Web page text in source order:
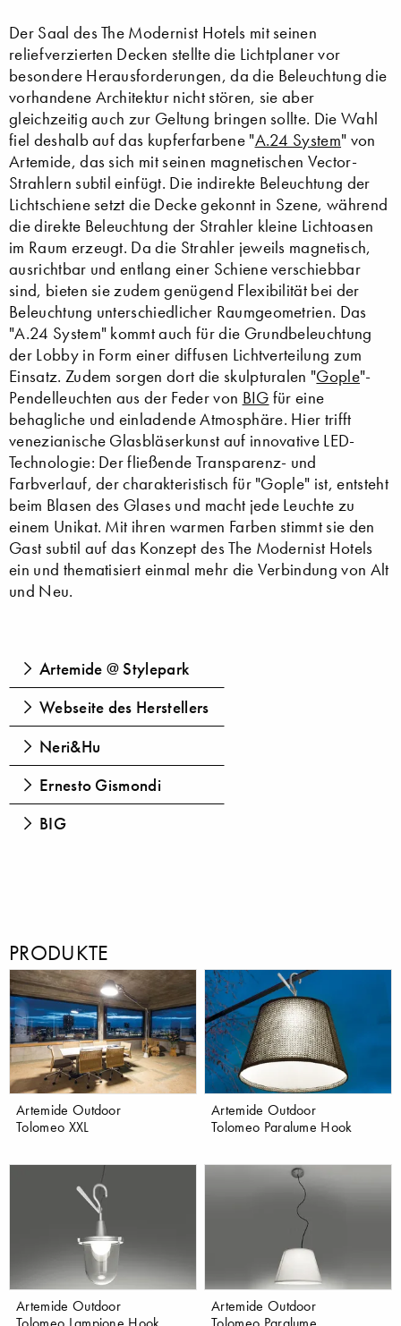
Der Saal des The Modernist Hotels mit seinen
reliefverzierten Decken stellte die Lichtplaner vor
besondere Herausforderungen, da die Beleuchtung die
vorhandene Architektur nicht stören, sie aber
gleichzeitig auch zur Geltung bringen sollte. Die Wahl
fiel deshalb auf das kupferfarbene "A.24 System" von
Artemide, das sich mit seinen magnetischen Vector-
Strahlern subtil einfügt. Die indirekte Beleuchtung der
Lichtschiene setzt die Decke gekonnt in Szene, während
die direkte Beleuchtung der Strahler kleine Lichtoasen
im Raum erzeugt. Da die Strahler jeweils magnetisch,
ausrichtbar und entlang einer Schiene verschiebbar
sind, bieten sie zudem genügend Flexibilität bei der
Beleuchtung unterschiedlicher Raumgeometrien. Das
"A.24 System" kommt auch für die Grundbeleuchtung
der Lobby in Form einer diffusen Lichtverteilung zum
Einsatz. Zudem sorgen dort die skulpturalen "Gople"-
Pendelleuchten aus der Feder von BIG für eine
behagliche und einladende Atmosphäre. Hier trifft
venezianische Glasbläserkunst auf innovative LED-
Technologie: Der fließende Transparenz- und
Farbverlauf, der charakteristisch für "Gople" ist, entsteht
beim Blasen des Glases und macht jede Leuchte zu
einem Unikat. Mit ihren warmen Farben stimmt sie den
Gast subtil auf das Konzept des The Modernist Hotels
ein und thematisiert einmal mehr die Verbindung von Alt
und Neu.
Artemide @ Stylepark
Webseite des Herstellers
Neri&Hu
Ernesto Gismondi
BIG
PRODUKTE
Artemide Outdoor
Tolomeo XXL
Artemide Outdoor
Tolomeo Paralume Hook
Artemide Outdoor
Artemide Outdoor